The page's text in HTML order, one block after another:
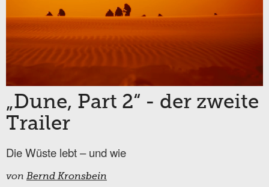
„Dune, Part 2“ - der zweite
Trailer
Die Wüste lebt – und wie
von Bernd Kronsbein